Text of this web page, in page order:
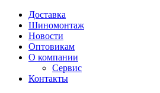
Доставка
Шиномонтаж
Новости
Оптовикам
О компании
Сервис
Контакты